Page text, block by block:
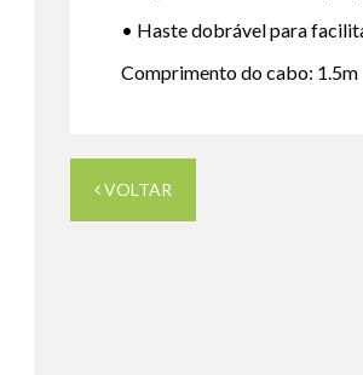
• Haste dobrável para
Comprimento do cabo: 1.5m
VOLTAR